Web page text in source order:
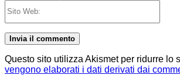
Questo sito utilizza Akismet per ridurre lo
vengono elaborati i dati derivati dai